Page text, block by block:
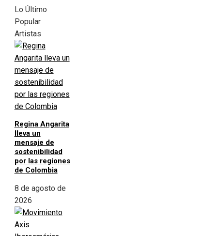
Lo Último
Popular
Artistas
Regina Angarita
lleva un
mensaje de
sostenibilidad
por las regiones
de Colombia
8 de agosto de
2026